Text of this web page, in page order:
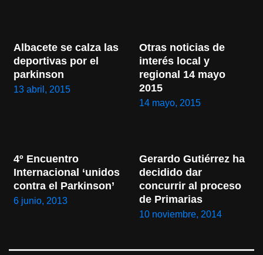
Albacete se calza las
deportivas por el
parkinson
13 abril, 2015
Otras noticias de
interés local y
regional 14 mayo
2015
14 mayo, 2015
4º Encuentro
Internacional ‘unidos
contra el Parkinson’
6 junio, 2013
Gerardo Gutiérrez ha
decidido dar
concurrir al proceso
de Primarias
10 noviembre, 2014